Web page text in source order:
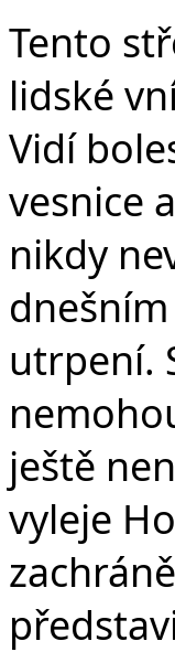
Tento
lidské
Vidí
vesnice
nikdy
utrpení.
ještě
vyleje